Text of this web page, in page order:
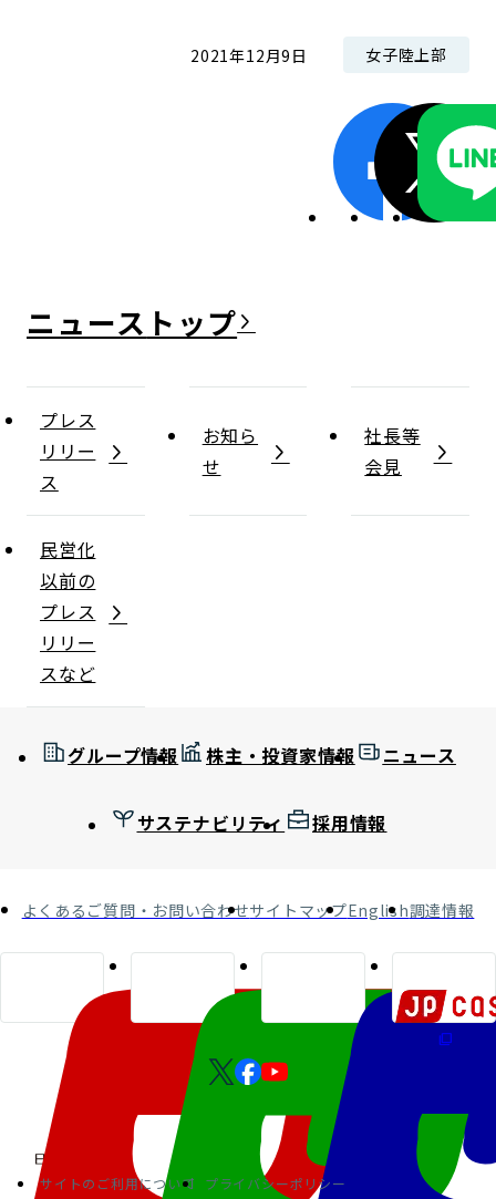
2021年12月9日 女子陸上部
ニュース
プレス
リリー
ス
お知ら
せ
社長等
会見
民営化
以前の
プレス
リリー
スなど
グループ情報 株主・投資家情報 ニュース
サステナビリティ 採用情報
よくあるご質問・お問い合わせサイトマップEnglish調達情報
サイトのご利用について
プライバシーポリシー